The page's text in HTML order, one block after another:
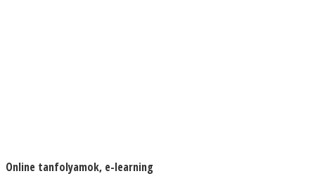
Online tanfolyamok, e-learning